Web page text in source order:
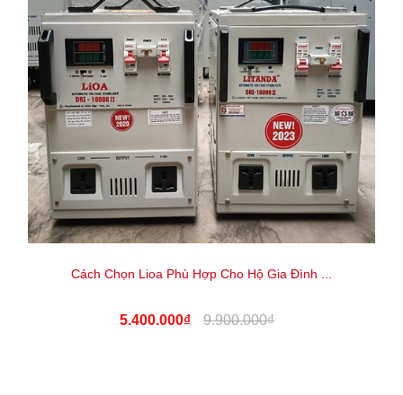
Cách Chọn Lioa Phù Hợp Cho Hộ Gia Đình ...
5.400.000₫ 9.900.000₫